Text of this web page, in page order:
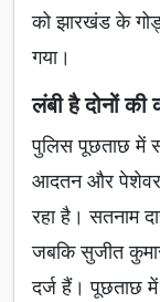
को झारखंड के
गया।
लंबी है दोनों
पुलिस पूछताछ में
आदतन और पेशेवर
रहा है। सतनाम
जबकि सुजीत
दर्ज हैं। पूछताछ में